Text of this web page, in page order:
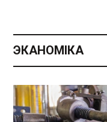
ЭКАНОМІКА